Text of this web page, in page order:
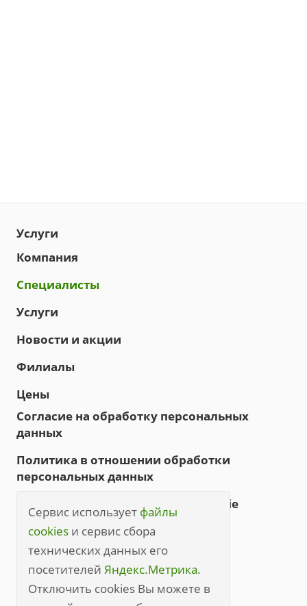
Сервис использует файлы
cookies и сервис сбора
технических данных его
посетителей Яндекс.Метрика.
Отключить cookies Вы можете в
Услуги
Компания
Специалисты
Услуги
Новости и акции
Филиалы
Цены
Согласие на обработку персональных
данных
Политика в отношении обработки
персональных данных
Политика обработки файлов cookie
Правила посещения
Правила посещения (полные)
+7 (3842) 49-20-70